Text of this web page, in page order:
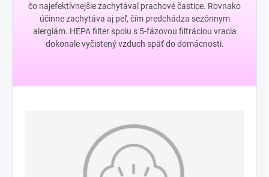
čo najefektívnejšie zachytával prachové častice. Rovnako
účinne zachytáva aj peľ, čím predchádza sezónnym
alergiám. HEPA filter spolu s 5-fázovou filtráciou vracia
dokonale vyčistený vzduch späť do domácnosti.